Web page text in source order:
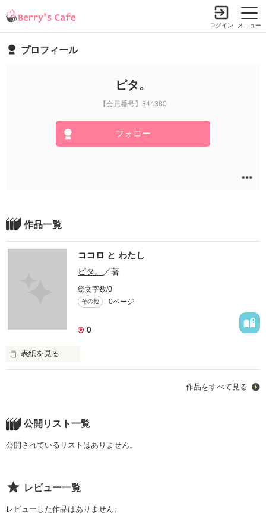
メニュー
ログイン
プロフィール
ピタ。
【会員番号】844380
フォロー
作品一覧
ココロ と わたし
ピタ。 ／著
総文字数/0
その他 0ページ
0
表紙を見る
孤独感
誰にも分かってもらえない寂しさ
そんな人たちの背中を
作品をすべて見る
公開リスト一覧
公開されているリストはありません。
レビュー一覧
レビューした作品はありません。